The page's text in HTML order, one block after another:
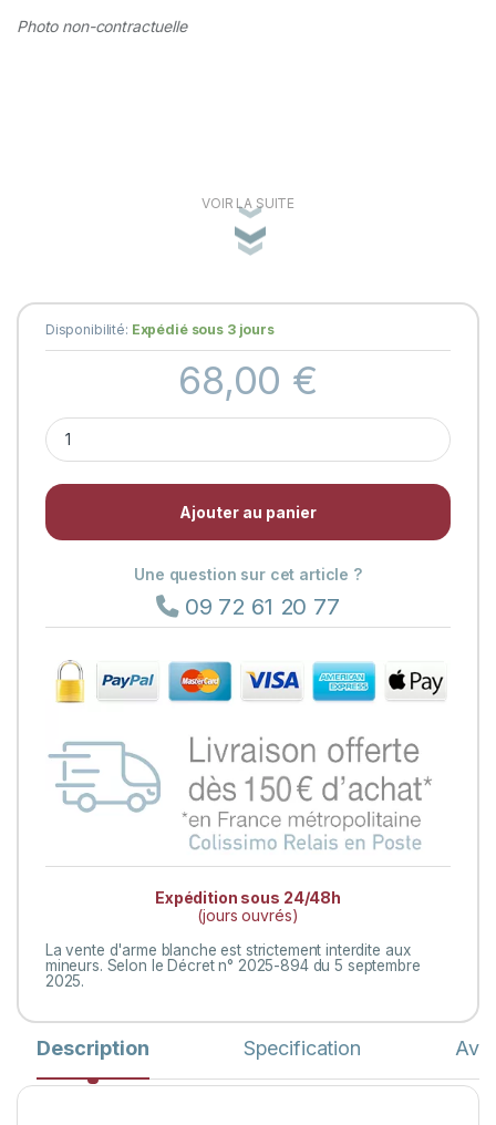
Photo non-contractuelle
VOIR LA SUITE
Disponibilité: Expédié sous 3 jours
68,00 €
Couteau pliant Alpin Plein Manche
Ajouter au panier
Une question sur cet article ?
09 72 61 20 77
Expédition sous 24/48h
(jours ouvrés)
La vente d'arme blanche est strictement interdite aux
mineurs. Selon le Décret n° 2025-894 du 5 septembre
2025.
Description Specification Avis